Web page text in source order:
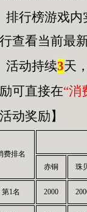
排行榜游戏
查看当前最
活动持续3天
可直接在“消
活动奖励】
费排名
赤铜
珠
第1名 2000